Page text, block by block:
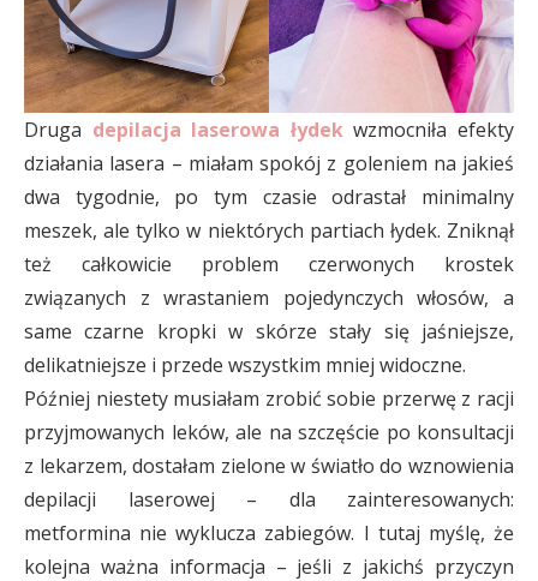
Druga depilacja laserowa łydekwzmocniła efekty
działania lasera – miałam spokój z goleniem na jakieś
dwa tygodnie, po tym czasie odrastał minimalny
meszek, ale tylko w niektórych partiach łydek. Zniknął
też całkowicie problem czerwonych krostek
związanych z wrastaniem pojedynczych włosów, a
same czarne kropki w skórze stały się jaśniejsze,
delikatniejsze i przede wszystkim mniej widoczne.
Później niestety musiałam zrobić sobie przerwę z racji
przyjmowanych leków, ale na szczęście po konsultacji
z lekarzem, dostałam zielone w światło do wznowienia
depilacji laserowej – dla zainteresowanych:
metformina nie wyklucza zabiegów. I tutaj myślę, że
kolejna ważna informacja – jeśli z jakichś przyczyn